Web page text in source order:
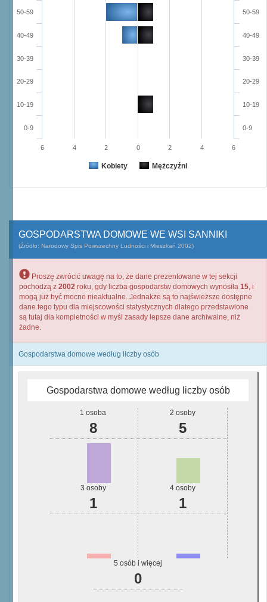
Kobiety Mężczyźni
0-9
10-19
20-29
30-39
40-49
50-59
0-9
10-19
20-29
30-39
40-49
50-59
6 4 2 0 2 4 6
GOSPODARSTWA DOMOWE WE WSI SANNIKI
(Źródło: Narodowy Spis Powszechny Ludności i Mieszkań 2002)
Proszę zwrócić uwagę na to, że dane prezentowane w tej sekcji
pochodzą z 2002 roku, gdy liczba gospodarstw domowych wynosiła 15, i
mogą już być mocno nieaktualne. Jednakże są to najświeższe dostępne
dane tego typu dla miejscowości statystycznych dlatego przedstawione
są tutaj dla kompletności w myśl zasady lepsze dane archiwalne, niż
żadne.
Gospodarstwa domowe według liczby osób
Gospodarstwa domowe według liczby osób
1 osoba
8
2 osoby
5
3 osoby
1
4 osoby
1
5 osób i więcej
0